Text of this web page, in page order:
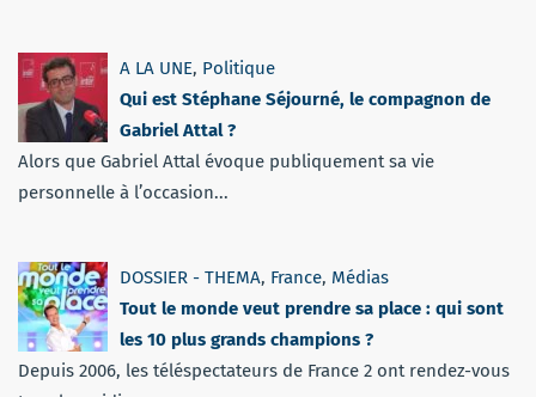
A LA UNE, Politique
Qui est Stéphane Séjourné, le compagnon de
Gabriel Attal ?
Alors que Gabriel Attal évoque publiquement sa vie
personnelle à l’occasion...
DOSSIER - THEMA, France, Médias
Tout le monde veut prendre sa place : qui sont
les 10 plus grands champions ?
Depuis 2006, les téléspectateurs de France 2 ont rendez-vous